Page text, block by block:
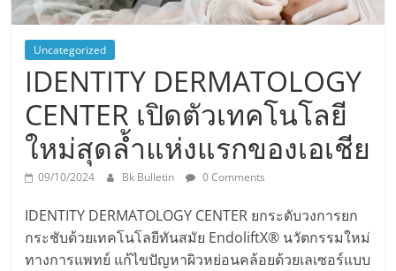
Uncategorized
IDENTITY DERMATOLOGY
CENTER เปิดตัวเทคโนโลยี
ใหม่สุดล้ำแห่งแรกของเอเชีย
09/10/2024 Bk Bulletin 0 Comments
IDENTITY DERMATOLOGY CENTER ยกระดับวงการยก
กระชับด้วยเทคโนโลยีทันสมัย EndoliftX® นวัตกรรมใหม่
ทางการแพทย์ แก้ไขปัญหาผิวหย่อนคล้อยด้วยเลเซอร์แบบ